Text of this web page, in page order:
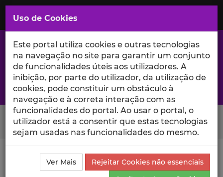
Saltar
para
Conteúdo
Principal
A excelência da investigação e ciência no Iscte
Search Button
Ciência_Iscte Autores Marcelo Camerlo Currículo
Uso de Cookies
Este portal utiliza cookies e outras tecnologias
na navegação no site para garantir um conjunto
de funcionalidades úteis aos utilizadores. A
inibição, por parte do utilizador, da utilização de
cookies, pode constituir um obstáculo à
navegação e à correta interação com as
funcionalidades do portal. Ao usar o portal, o
utilizador está a consentir que estas tecnologias
sejam usadas nas funcionalidades do mesmo.
Ver Mais
Rejeitar Cookies não essenciais